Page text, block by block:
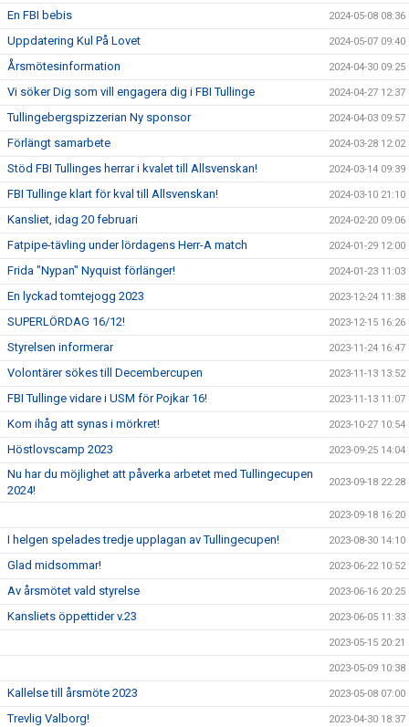
En FBI bebis 2024-05-08 08:36
Uppdatering Kul På Lovet 2024-05-07 09:40
Årsmötesinformation 2024-04-30 09:25
Vi söker Dig som vill engagera dig i FBI Tullinge 2024-04-27 12:37
Tullingebergspizzerian Ny sponsor 2024-04-03 09:57
Förlängt samarbete 2024-03-28 12:02
Stöd FBI Tullinges herrar i kvalet till Allsvenskan! 2024-03-14 09:39
FBI Tullinge klart för kval till Allsvenskan! 2024-03-10 21:10
Kansliet, idag 20 februari 2024-02-20 09:06
Fatpipe-tävling under lördagens Herr-A match 2024-01-29 12:00
Frida "Nypan" Nyquist förlänger! 2024-01-23 11:03
En lyckad tomtejogg 2023 2023-12-24 11:38
SUPERLÖRDAG 16/12! 2023-12-15 16:26
Styrelsen informerar 2023-11-24 16:47
Volontärer sökes till Decembercupen 2023-11-13 13:52
FBI Tullinge vidare i USM för Pojkar 16! 2023-11-13 11:07
Kom ihåg att synas i mörkret! 2023-10-27 10:54
Höstlovscamp 2023 2023-09-25 14:04
Nu har du möjlighet att påverka arbetet med Tullingecupen
2024!
2023-09-18 22:28
2023-09-18 16:20
I helgen spelades tredje upplagan av Tullingecupen! 2023-08-30 14:10
Glad midsommar! 2023-06-22 10:52
Av årsmötet vald styrelse 2023-06-16 20:25
Kansliets öppettider v.23 2023-06-05 11:33
2023-05-15 20:21
2023-05-09 10:38
Kallelse till årsmöte 2023 2023-05-08 07:00
Trevlig Valborg! 2023-04-30 18:37